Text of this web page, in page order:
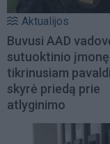
Aktualijos
Buvusi AAD
sutuoktinio įmonę
tikrinusiam
skyrė priedą prie
atlyginimo